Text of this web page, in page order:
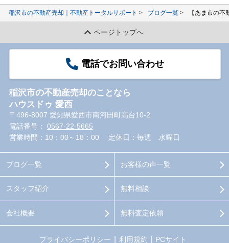
稲沢市の不動産売却｜不動産トータルサポート ブログ一覧 【あま市の
ページトップへ
電話でお問い合わせ
稲沢市の不動産売却のことなら
ハウスドゥ 愛西
〒496-8007 愛知県愛西市南河田町高台10-2
電話番号： 0567-22-5665
営業時間：10：00～18：00
定休日：毎週 水曜日
ブログ一覧
スタッフ紹介
会社概要
お客様の声一覧
無料相談
無料査定依頼
プライバシーポリシー 利用規約 PCサイト